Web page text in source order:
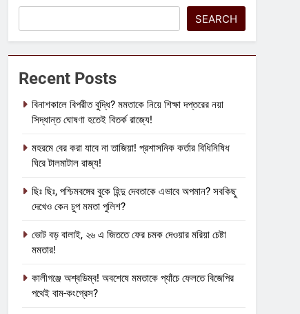
SEARCH
Recent Posts
বিনাশকালে বিপরীত বুদ্ধি? মমতাকে নিয়ে শিক্ষা দপ্তরের নয়া
সিদ্ধান্ত ঘোষণা হতেই বিতর্ক রাজ্যে!
মহরমে বের করা যাবে না তাজিয়া! প্রশাসনিক কর্তার বিধিনিষিধ
ঘিরে টালমাটাল রাজ্য!
ছিঃ ছিঃ, পশ্চিমবঙ্গের বুকে হিন্দু দেবতাকে এভাবে অপমান? সবকিছু
দেখেও কেন চুপ মমতা পুলিশ?
ভোট বড় বালাই, ২৬ এ জিততে ফের চমক দেওয়ার মরিয়া চেষ্টা
মমতার!
কালীগঞ্জে অশ্বডিম্ব! অবশেষে মমতাকে প্যাঁচে ফেলতে বিজেপির
পথেই বাম-কংগ্রেস?